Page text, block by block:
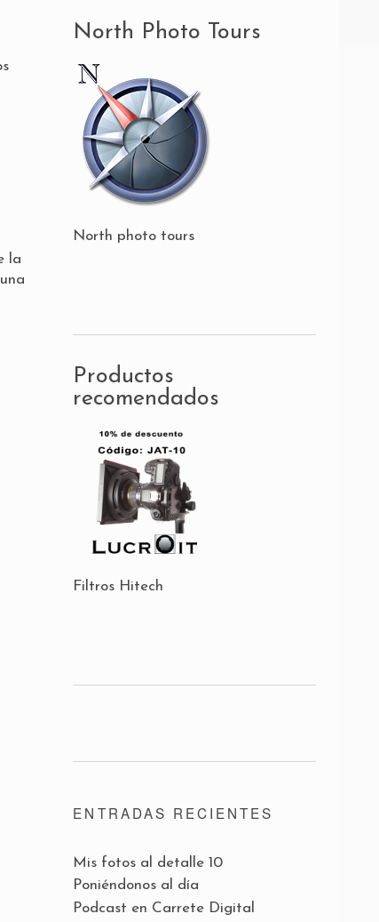
la
North Photo Tours
North photo tours
Productos
recomendados
Filtros Hitech
ENTRADAS RECIENTES
Mis fotos al detalle 10
Poniéndonos al día
Podcast en Carrete Digital